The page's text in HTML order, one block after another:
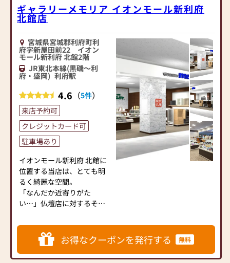
一般宗派の仏壇は店舗内に
展示しておりませんので、情
ログを確認していただく
か、又はカタログにてお選
びいただき郵送の上購入し
て頂きます。
その際も、一切の余分な経
費をかけていないので、カタ
ログ価格の～50%OFF等の価
格で販売をさせていただい
た事例もございます。
お仏壇のご購入を検討され
ている方は、事前に店舗に
お問い合わせの上、ご来店
ください。
みなさまのご来店、心より
お待ちしております。
ギャラリーメモリア イオンモール新利府
北館店
宮城県宮城郡利府町利
府字新屋田前22 イオン
モール新利府 北館2階
JR東北本線(黒磯～利
府・盛岡) 利府駅
4.6 （5件）
来店予約可
クレジットカード可
駐車場あり
イオンモール新利府 北館に
位置する当店は、とても明
るく綺麗な空間。
「なんだか近寄りがた
い…」仏壇店に対するそん
るようなお店となっており
ます。
おしゃれなリビングに合う
モダンな仏壇を約50種類以
お得なクーポンを発行する 無料